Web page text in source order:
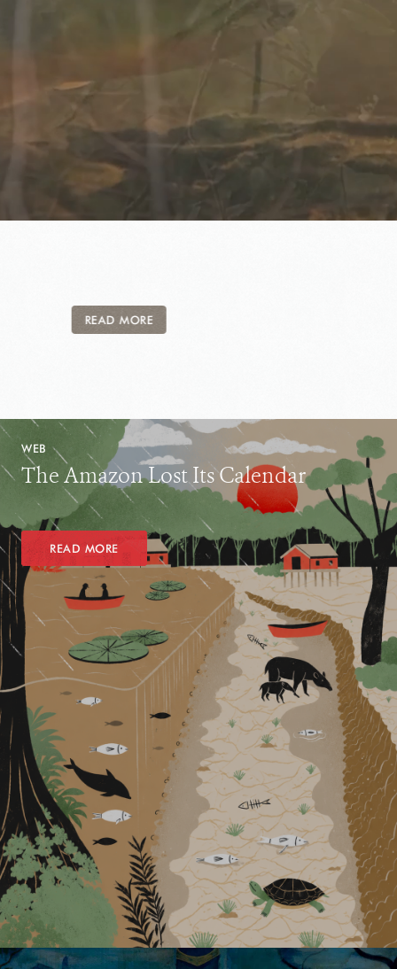
READ MORE
WEB
The Amazon Lost Its Calendar
READ MORE